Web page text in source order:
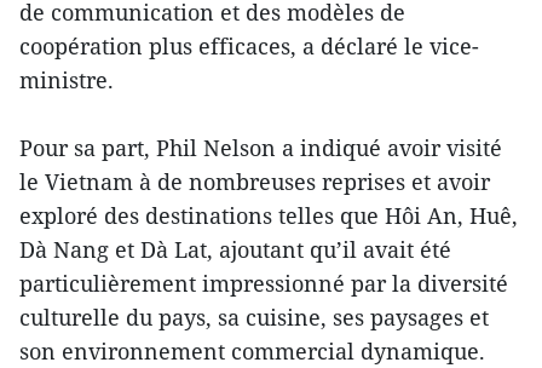
de communication et des modèles de
coopération plus efficaces, a déclaré le vice-
ministre.
Pour sa part, Phil Nelson a indiqué avoir visité
le Vietnam à de nombreuses reprises et avoir
exploré des destinations telles que Hôi An, Huê,
Dà Nang et Dà Lat, ajoutant qu’il avait été
particulièrement impressionné par la diversité
culturelle du pays, sa cuisine, ses paysages et
son environnement commercial dynamique.